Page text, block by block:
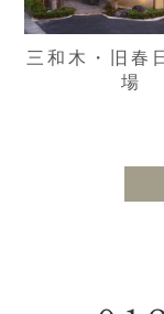
三和木・旧春
場